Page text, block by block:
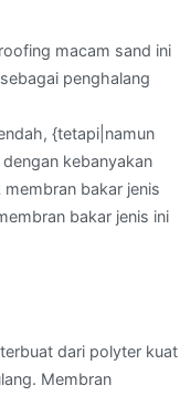
macam sand ini
penghalang
{tetapi|namun
kebanyakan
bakar jenis
bakar jenis ini
dari polyter kuat
Membran